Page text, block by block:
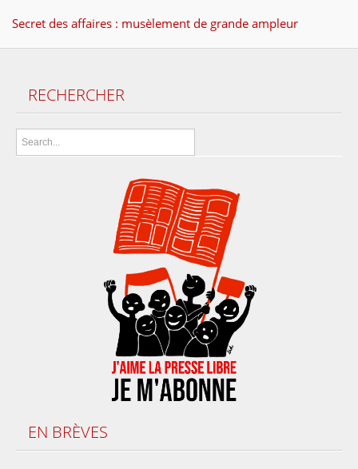
Secret des affaires : musèlement de grande ampleur
RECHERCHER
EN BRÈVES